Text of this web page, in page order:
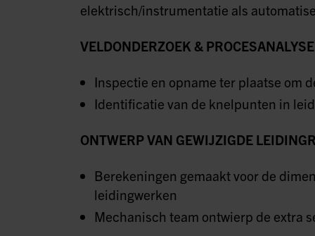
elektrisch/instrumentatie als
VELDONDERZOEK & PROCESANALYSE
Inspectie en opname ter plaatse om
Identificatie van de knelpunten in
ONTWERP VAN GEWIJZIGDE
Berekeningen gemaakt voor de
leidingwerken
Mechanisch team ontwierp de extra